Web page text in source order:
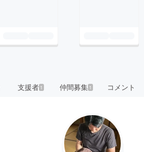
支援者 1 仲間募集 1 コメント